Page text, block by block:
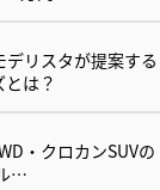
リスタが提案する
は？
・クロカンSUVの
…